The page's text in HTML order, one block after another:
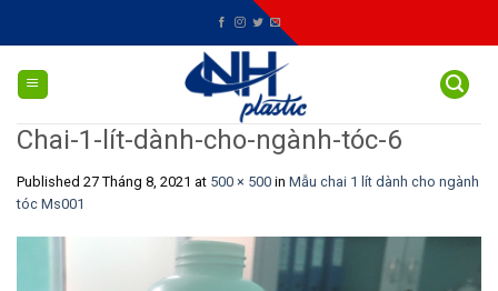
Chai-1-lít-dành-cho-ngành-tóc-6
Published 27 Tháng 8, 2021 at 500 × 500 in Mẫu chai 1 lít dành cho ngành
tóc Ms001